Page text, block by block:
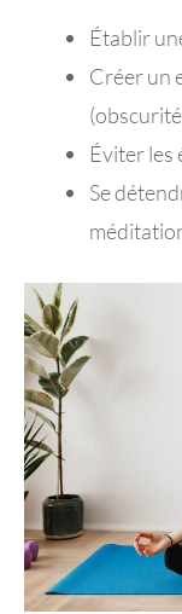
Établir
Créer un
Éviter les
Se